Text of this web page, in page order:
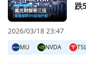
跌
MU NVDA
2026/03/18 23:47